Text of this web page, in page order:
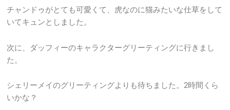
チャンドゥがとても可愛くて、虎なのに猫みたいな仕草をして
いてキュンとしました。
次に、ダッフィーのキャラクターグリーティングに行きまし
た。
シェリーメイのグリーティングよりも待ちました。2時間くら
いかな？